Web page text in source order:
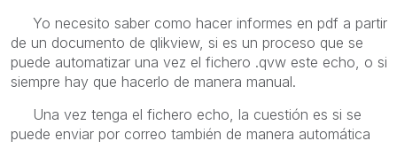
Yo necesito saber como hacer informes en pdf a partir
de un documento de qlikview, si es un proceso que se
puede automatizar una vez el fichero .qvw este echo, o si
siempre hay que hacerlo de manera manual.
Una vez tenga el fichero echo, la cuestión es si se
puede enviar por correo también de manera automática